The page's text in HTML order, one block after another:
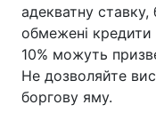
адекватну ставку,
обмежені кредити
10% можуть
Не дозволяйте
боргову яму.